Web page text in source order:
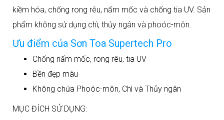
kiềm hóa, chống rong rêu, nấm mốc và chống tia UV. Sản
phẩm không sử dụng chì, thủy ngân và phoóc-môn.
Ưu điểm của Sơn Toa Supertech Pro
Chống nấm mốc, rong rêu, tia UV
Bền đẹp màu
Không chứa Phoóc-môn, Chì và Thủy ngân
MỤC ĐÍCH SỬ DỤNG: